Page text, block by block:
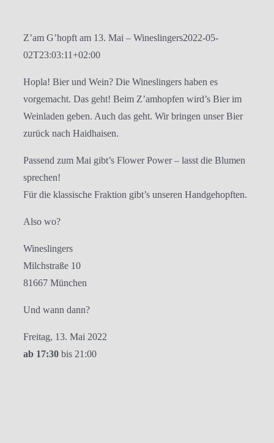
Z’am G’hopft am 13. Mai – Wineslingers2022-05-
02T23:03:11+02:00
Hopla! Bier und Wein? Die Wineslingers haben es
vorgemacht. Das geht! Beim Z’amhopfen wird’s Bier im
Weinladen geben. Auch das geht. Wir bringen unser Bier
zurück nach Haidhaisen.
Passend zum Mai gibt’s Flower Power – lasst die Blumen
sprechen!
Für die klassische Fraktion gibt’s unseren Handgehopften.
Also wo?
Wineslingers
Milchstraße 10
81667 München
Und wann dann?
Freitag, 13. Mai 2022
ab 17:30 bis 21:00